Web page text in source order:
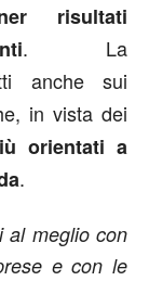
risultati
. La
anche sui
in vista dei
orientati a
.
al meglio con
e con le